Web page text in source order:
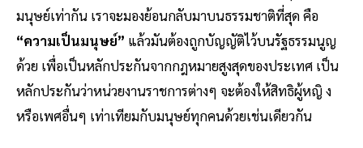
มนุษย์เท่ากัน เราจะมองย้อนกลับมาบนธรรมชาติที่สุด คือ
“ความเป็นมนุษย์” แล้วมันต้องถูกบัญญัติไว้บนรัฐธรรมนูญ
ด้วย เพื่อเป็นหลักประกันจากกฎหมายสูงสุดของประเทศ เป็น
หลักประกันว่าหน่วยงานราชการต่างๆ จะต้องให้สิทธิผู้หญิ ง
หรือเพศอื่นๆ เท่าเทียมกับมนุษย์ทุกคนด้วยเช่นเดียวกัน